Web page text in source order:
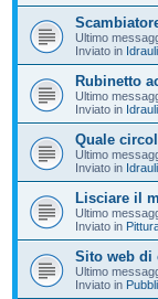
Ultimo
Inviato in
Rubinetto
Ultimo
Inviato in
Quale
Ultimo
Inviato in
Lisciare il
Ultimo
Inviato in
Sito web di
Ultimo
Inviato in